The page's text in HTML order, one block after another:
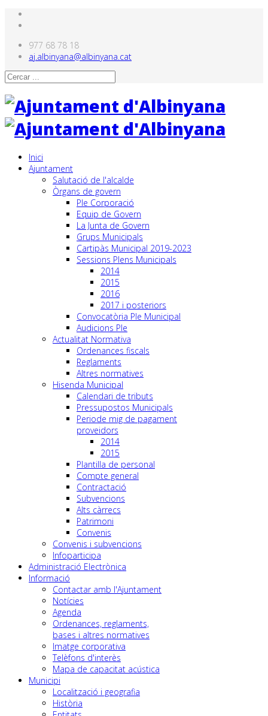
977 68 78 18
aj.albinyana@albinyana.cat
Inici
Ajuntament
Salutació de l'alcalde
Òrgans de govern
Ple Corporació
Equip de Govern
La Junta de Govern
Grups Municipals
Cartipàs Municipal 2019-2023
Sessions Plens Municipals
2014
2015
2016
2017 i posteriors
Convocatòria Ple Municipal
Audicions Ple
Actualitat Normativa
Ordenances fiscals
Reglaments
Altres normatives
Hisenda Municipal
Calendari de tributs
Pressupostos Municipals
Periode mig de pagament
proveidors
2014
2015
Plantilla de personal
Compte general
Contractació
Subvencions
Alts càrrecs
Patrimoni
Convenis
Convenis i subvencions
Infoparticipa
Administració Electrònica
Informació
Contactar amb l'Ajuntament
Notícies
Agenda
Ordenances, reglaments,
bases i altres normatives
Imatge corporativa
Telèfons d'interès
Mapa de capacitat acústica
Municipi
Localització i geografia
Història